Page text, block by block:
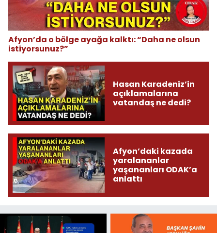
Afyon’da o bölge ayağa kalktı: “Daha ne olsun
istiyorsunuz?”
Hasan Karadeniz’in
açıklamalarına
vatandaş ne dedi?
Afyon’daki kazada
yaralananlar
yaşananları ODAK’a
anlattı